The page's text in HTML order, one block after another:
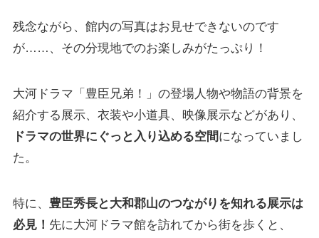
残念ながら、館内の写真はお見せできないのです
が……、その分現地でのお楽しみがたっぷり！
大河ドラマ「豊臣兄弟！」の登場人物や物語の背景を
紹介する展示、衣装や小道具、映像展示などがあり、
ドラマの世界にぐっと入り込める空間になっていまし
た。
特に、 豊臣秀長と大和郡山のつながりを知れる展示は
必見！ 先に大河ドラマ館を訪れてから街を歩くと、